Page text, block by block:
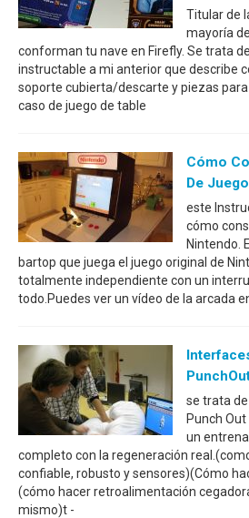
Titular de
mayoría
conforman tu nave en Firefly. Se trata
instructable a mi anterior que describe
soporte cubierta/descarte y piezas para
caso de juego de table
Cómo
De
este
cómo
Nintendo.
bartop que juega el juego original de
totalmente independiente con un
todo.Puedes ver un vídeo de la arcada
se trata
Punch
un
completo con la regeneración
confiable, robusto y sensores)(Cómo
(cómo hacer retroalimentación
mismo)t -